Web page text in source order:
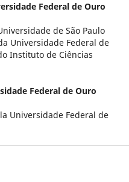
Federal de Ouro
de São Paulo
Universidade Federal de
Instituto de Ciências
Federal de Ouro
Universidade Federal de